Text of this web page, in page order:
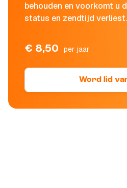
behouden en voorkomt u
status en zendtijd verliest.
€ 8,50 per jaar
Word lid